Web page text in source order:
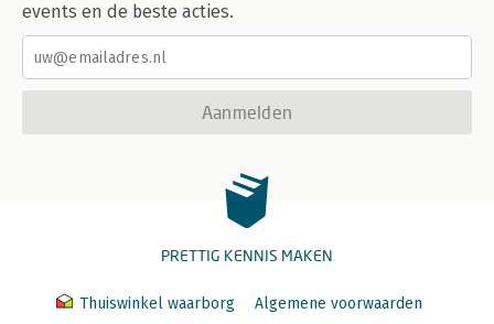
events en de beste acties.
Aanmelden
PRETTIG KENNIS MAKEN
Thuiswinkel waarborg Algemene voorwaarden